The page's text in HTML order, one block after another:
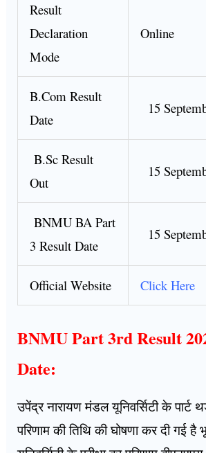
Result
Declaration
Mode
Online
B.Com Result
Date
15
B.Sc Result
Out
15
BNMU BA Part
3 Result Date
15
Official Website Click Here
BNMU Part 3rd Result
Date:
उपेंद्र नारायण मंडल यूनिवर्सिटी के पार्ट
परिणाम की तिथि की घोषणा कर दी गई